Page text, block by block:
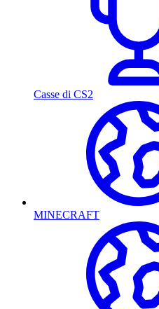
Casse di CS2
MINECRAFT